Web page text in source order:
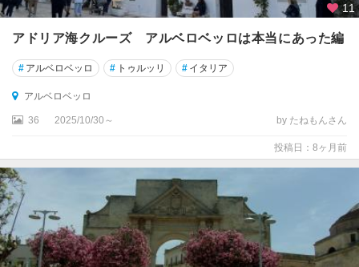
オ
ヴ
ィ
エ
ー
ー
ト
ラ
ン
ト
カ
11
アドリア海クルーズ アルベロベッロは本当にあった編
# アルベロベッロ # トゥルッリ # イタリア
アルベロベッロ
36 2025/10/30～ by たねもんさん
投稿日：8ヶ月前